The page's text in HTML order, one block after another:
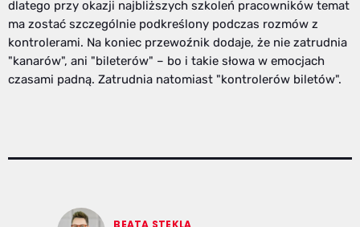
dlatego przy okazji najbliższych szkoleń pracowników temat
ma zostać szczególnie podkreślony podczas rozmów z
kontrolerami. Na koniec przewoźnik dodaje, że nie zatrudnia
"kanarów", ani "bileterów" – bo i takie słowa w emocjach
czasami padną. Zatrudnia natomiast "kontrolerów biletów".